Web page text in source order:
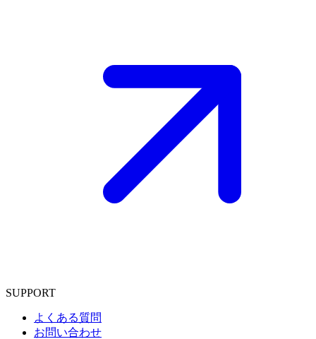
SUPPORT
よくある質問
お問い合わせ